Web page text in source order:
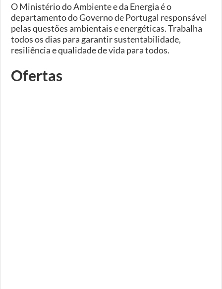
O Ministério do Ambiente e da Energia é o
departamento do Governo de Portugal responsável
pelas questões ambientais e energéticas. Trabalha
todos os dias para garantir sustentabilidade,
resiliência e qualidade de vida para todos.
Ofertas